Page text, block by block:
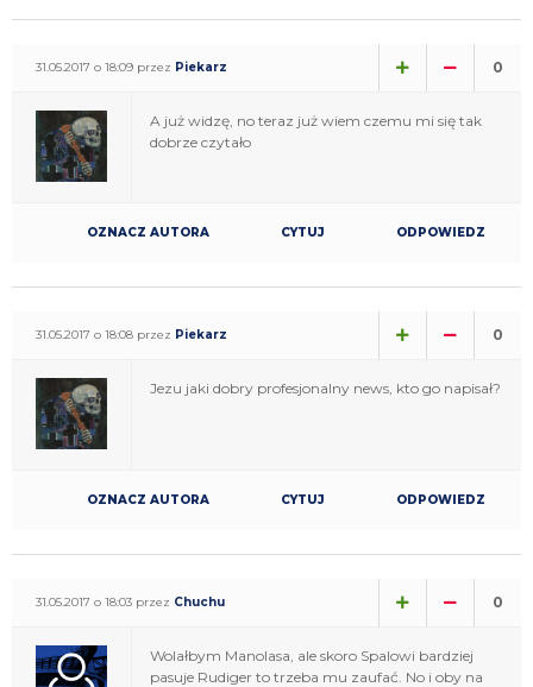
31.05.2017 o 18:09 przez Piekarz 0
A już widzę, no teraz już wiem czemu mi się tak
dobrze czytało
OZNACZ AUTORA CYTUJ ODPOWIEDZ
31.05.2017 o 18:08 przez Piekarz 0
Jezu jaki dobry profesjonalny news, kto go napisał?
OZNACZ AUTORA CYTUJ ODPOWIEDZ
31.05.2017 o 18:03 przez Chuchu 0
Wolałbym Manolasa, ale skoro Spalowi bardziej
pasuje Rudiger to trzeba mu zaufać. No i oby na